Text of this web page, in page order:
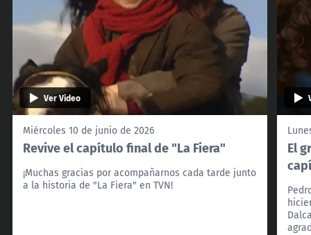
Ver Video
Miércoles 10 de junio de 2026
Revive el capítulo final de "La Fiera"
¡Muchas gracias por acompañarnos cada tarde junto
a la historia de "La Fiera" en TVN!
El